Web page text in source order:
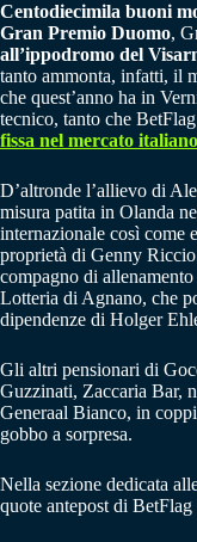
Centodiecimila buoni
Gran Premio Duomo,
all’ippodromo del
tanto ammonta, infatti, il
che quest’anno ha in
tecnico, tanto che
fissa nel mercato italiano
D’altronde l’allievo di
misura patita in Olanda
internazionale così come
proprietà di Genny
compagno di
Lotteria di Agnano, che
dipendenze di Holger
Gli altri pensionari di
Guzzinati, Zaccaria Bar,
Generaal Bianco, in
gobbo a sorpresa.
Nella sezione dedicata
quote antepost di BetFlag